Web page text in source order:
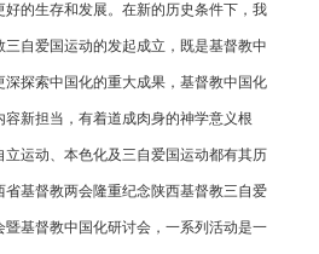
的生存和发展。在新的历史条件下，我
自爱国运动的发起成立，既是基督教中
深探索中国化的重大成果，基督教中国化
新担当，有着道成肉身的神学意义根
运动、本色化及三自爱国运动都有其历
基督教两会隆重纪念陕西基督教三自爱
暨基督教中国化研讨会，一系列活动是一